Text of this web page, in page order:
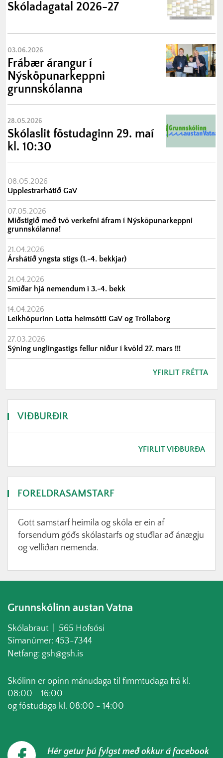
Skóladagatal 2026-27
03.06.2026
Frábær árangur í
Nýsköpunarkeppni
grunnskólanna
28.05.2026
Skólaslit föstudaginn 29. maí
kl. 10:30
08.05.2026
Upplestrarhátíð GaV
07.05.2026
Miðstigið með tvö verkefni áfram í Nýsköpunarkeppni
grunnskólanna!
21.04.2026
Árshátíð yngsta stigs (1.-4. bekkjar)
21.04.2026
Smíðar hjá nemendum í 3.-4. bekk
14.04.2026
Leikhópurinn Lotta heimsótti GaV og Tröllaborg
27.03.2026
Sýning unglingastigs fellur niður í kvöld 27. mars !!!
YFIRLIT FRÉTTA
VIÐBURÐIR
YFIRLIT VIÐBURÐA
FORELDRASAMSTARF
Gott samstarf heimila og skóla er ein af
forsendum góðs skólastarfs og stuðlar að ánægju
og vellíðan nemenda.
Grunnskólinn austan Vatna
Skólabraut | 565 Hofsósi
Símanúmer: 453-7344
Netfang: gsh@gsh.is
Skólinn er opinn mánudaga til fimmtudaga frá kl.
08:00 - 16:00
og föstudaga kl. 08:00 - 14:00
Hér getur þú fylgst með okkur á facebook